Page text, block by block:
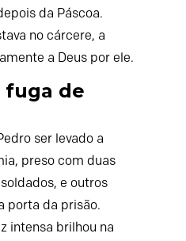
da Páscoa.
no cárcere, a
a Deus por ele.
fuga de
ser levado a
preso com duas
e outros
porta da prisão.
intensa brilhou na